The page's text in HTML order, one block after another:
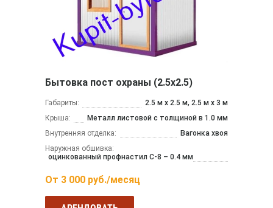
Бытовка пост охраны (2.5х2.5)
Габариты:
2.5 м x 2.5 м, 2.5 м x 3 м
Крыша:
Металл листовой с толщиной в 1.0 мм
Внутренняя отделка:
Вагонка хвоя
Наружная обшивка:
оцинкованный профнастил С-8 – 0.4 мм
От 3 000 руб./месяц